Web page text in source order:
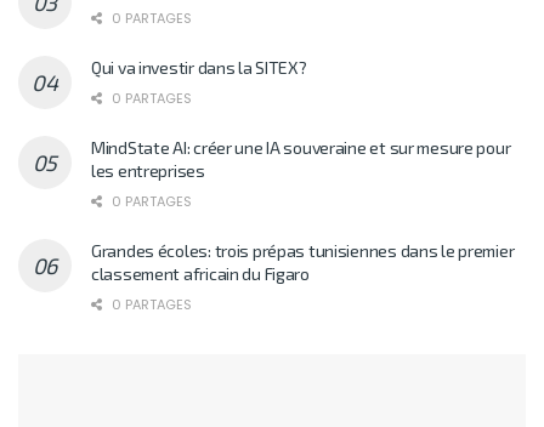
0 PARTAGES
Qui va investir dans la SITEX?
0 PARTAGES
MindState AI: créer une IA souveraine et sur mesure pour
les entreprises
0 PARTAGES
Grandes écoles: trois prépas tunisiennes dans le premier
classement africain du Figaro
0 PARTAGES